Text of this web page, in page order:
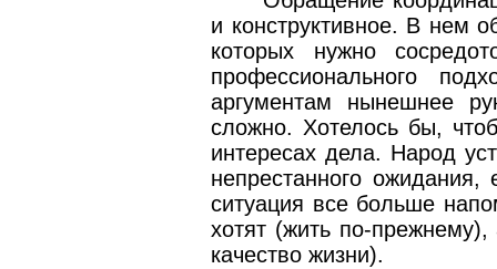
и конструктивное. В нем
которых нужно
профессионального
аргументам нынешнее
сложно. Хотелось бы,
интересах дела. Народ
непрестанного
ситуация все больше
хотят (жить по-прежнему),
качество жизни).